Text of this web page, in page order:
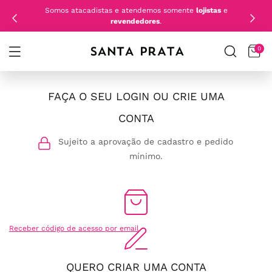
Somos atacadistas e atendemos somente lojistase
revendedores.
0
FAÇA O SEU LOGIN OU CRIE UMA
CONTA
Sujeito a aprovação de cadastro e pedido
mínimo.
Receber código de acesso por email
QUERO CRIAR UMA CONTA